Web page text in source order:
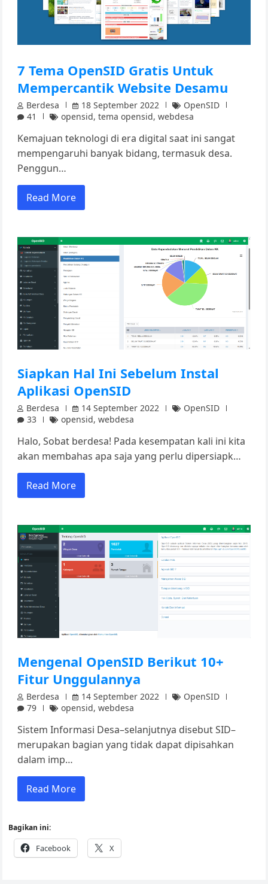
7 Tema OpenSID Gratis Untuk
Mempercantik Website Desamu
Berdesa 18 September 2022
OpenSID
41
opensid,tema opensid,webdesa
Kemajuan teknologi di era digital saat ini sangat
mempengaruhi banyak bidang, termasuk desa.
Penggun…
Read More
Siapkan Hal Ini Sebelum Instal
Aplikasi OpenSID
Berdesa 14 September 2022
OpenSID
33
opensid,webdesa
Halo, Sobat berdesa! Pada kesempatan kali ini kita
akan membahas apa saja yang perlu dipersiapk…
Read More
Mengenal OpenSID Berikut 10+
Fitur Unggulannya
Berdesa 14 September 2022
OpenSID
79
opensid,webdesa
Sistem Informasi Desa–selanjutnya disebut SID–
merupakan bagian yang tidak dapat dipisahkan
dalam imp…
Read More
Bagikan ini:
Facebook X